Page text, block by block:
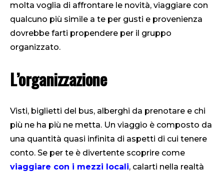
molta voglia di affrontare le novità, viaggiare con
qualcuno più simile a te per gusti e provenienza
dovrebbe farti propendere per il gruppo
organizzato.
L’organizzazione
Visti, biglietti del bus, alberghi da prenotare e chi
più ne ha più ne metta. Un viaggio è composto da
una quantità quasi infinita di aspetti di cui tenere
conto. Se per te è divertente scoprire come
viaggiare con i mezzi locali, calarti nella realtà